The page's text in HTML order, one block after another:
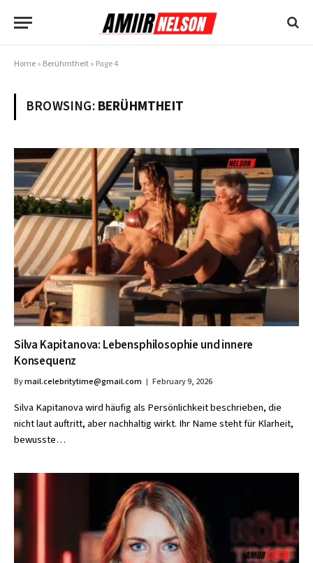
Home» Berühmtheit» Page 4
BROWSING:BERÜHMTHEIT
Silva Kapitanova: Lebensphilosophie und innere
Konsequenz
Bymail.celebritytime@gmail.com February 9, 2026
Silva Kapitanova wird häufig als Persönlichkeit beschrieben, die
nicht laut auftritt, aber nachhaltig wirkt. Ihr Name steht für Klarheit,
bewusste…